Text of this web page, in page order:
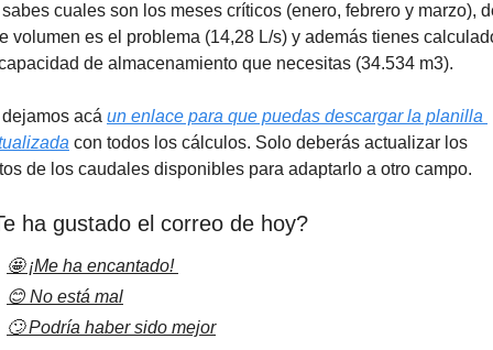
cuales son los meses críticos (enero, febrero y marzo),
volumen es el problema (14,28 L/s) y además tienes
de almacenamiento que necesitas (34.534 m3).
dejamos acá un enlace para que puedas descargar la planilla
con todos los cálculos. Solo deberás actualizar los
de los caudales disponibles para adaptarlo a otro campo.
ha gustado el correo de hoy?
🤩 ¡Me ha encantado!
😊 No está mal
🙄 Podría haber sido mejor